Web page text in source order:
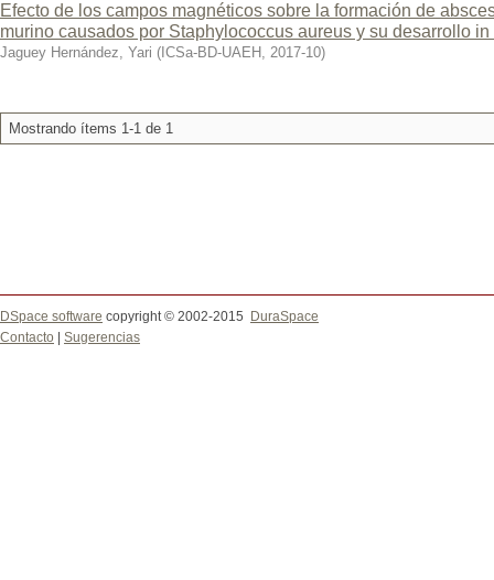
Efecto de los campos magnéticos sobre la formación de
murino causados por Staphylococcus aureus y su desarrollo in
Jaguey Hernández, Yari ( ICSa-BD-UAEH , 2017-10)
Mostrando ítems 1-1 de 1
DSpace software copyright © 2002-2015
DuraSpace
Contacto
Sugerencias